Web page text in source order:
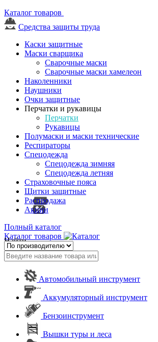
Каталог товаров
Средства защиты труда
Каски защитные
Маски сварщика
Сварочные маски
Сварочные маски хамелеон
Наколенники
Наушники
Очки защитные
Перчатки и рукавицы
Перчатки
Рукавицы
Полумаски и маски технические
Респираторы
Спецодежда
Спецодежда зимняя
Спецодежда летняя
Страховочные пояса
Щитки защитные
Распродажа
Акции
Полный каталог
Каталог товаров
Найти
Автомобильный инструмент
Аккумуляторный инструмент
Бензоинструмент
Вышки туры и леса